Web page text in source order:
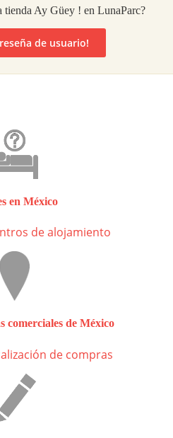
tienda Ay Güey ! en LunaParc?
de usuario!
en México
de alojamiento
comerciales de México
de compras